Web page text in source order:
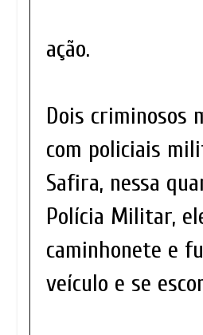
ação.
Dois criminosos
com policiais
Safira, nessa
Polícia Militar,
caminhonete e
veículo e se